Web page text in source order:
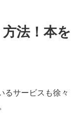
法！本を
るサービスも徐々